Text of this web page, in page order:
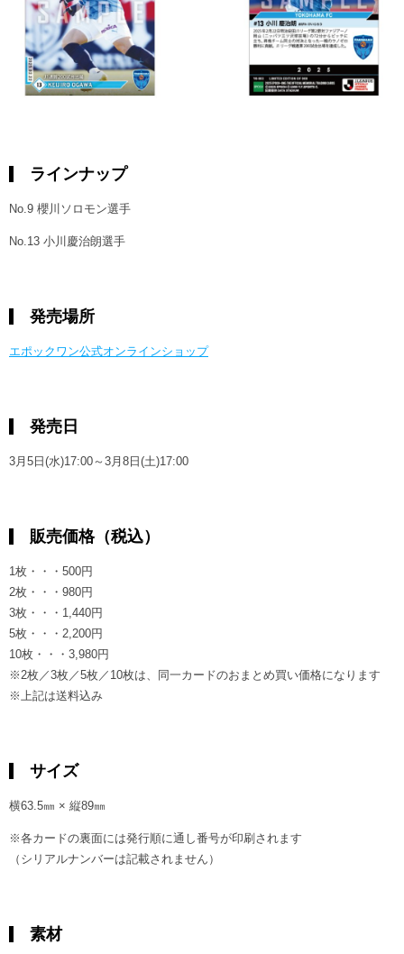
ラインナップ
No.9 櫻川ソロモン選手
No.13 小川慶治朗選手
発売場所
エポックワン公式オンラインショップ
発売日
3月5日(水)17:00～3月8日(土)17:00
販売価格（税込）
1枚・・・500円
2枚・・・980円
3枚・・・1,440円
5枚・・・2,200円
10枚・・・3,980円
※2枚／3枚／5枚／10枚は、同一カードのおまとめ買い価格になります
※上記は送料込み
サイズ
横63.5㎜ × 縦89㎜
※各カードの裏面には発行順に通し番号が印刷されます
（シリアルナンバーは記載されません）
素材